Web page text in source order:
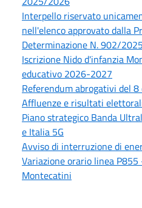
Interpello riservato
nell'elenco approvato dalla
Determinazione N. 902/2025
Iscrizione Nido d'infanzia
educativo 2026-2027
Referendum abrogativi del
Affluenze e risultati
Piano strategico Banda
e Italia 5G
Avviso di interruzione di
Variazione orario linea
Montecatini